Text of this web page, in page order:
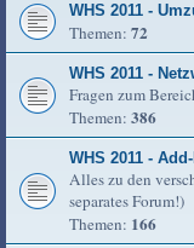
WHS 2011 -
Themen: 72
WHS 2011 -
Fragen zum
Themen: 386
WHS 2011 -
Alles zu den
separates Forum!)
Themen: 166